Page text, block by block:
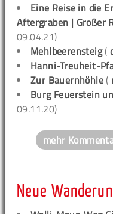
Eine Reise in die
Aftergraben | Großer
09.04.21)
Mehlbeerensteig(
Hanni-Treuheit-
Zur Bauernhöhle (
Burg Feuerstein
09.11.20)
mehr
Neue